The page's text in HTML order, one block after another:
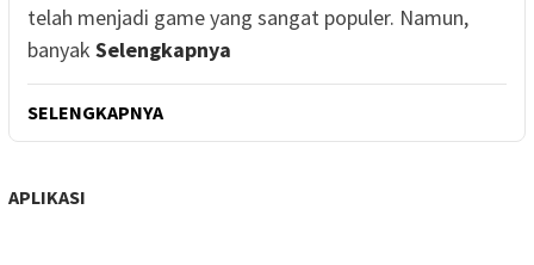
telah menjadi game yang sangat populer. Namun,
banyak Selengkapnya
SELENGKAPNYA
APLIKASI